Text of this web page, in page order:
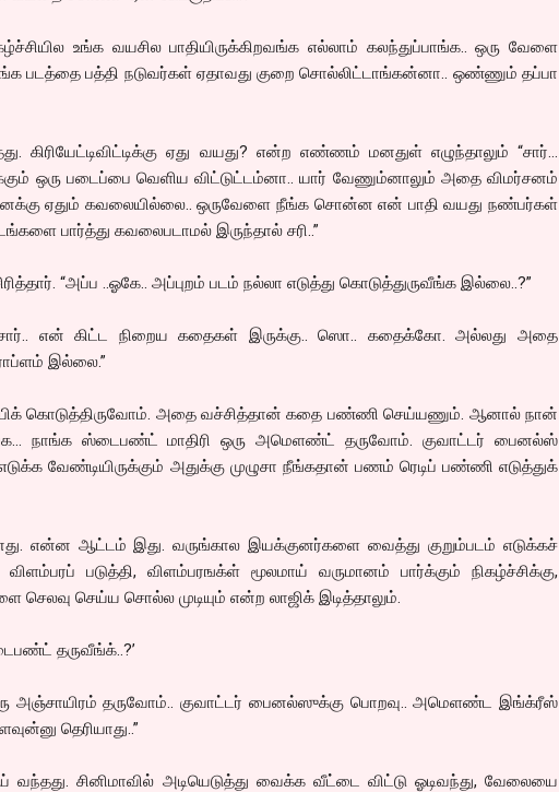
உங்க வயசில பாதியிருக்கிறவங்க எல்லாம் கலந்துப்பாங்க.. ஒரு வேளை
உங்க படத்தை பத்தி நடுவர்கள் ஏதாவது குறை சொல்லிட்டாங்கன்னா.. ஒண்ணும் தப்பா
கிரியேட்டிவிட்டிக்கு ஏது வயது? என்ற எண்ணம் மனதுள் எழுந்தாலும் “சார்…
ஒரு படைப்பை வெளிய விட்டுட்டம்னா.. யார் வேணும்னாலும் அதை விமர்சனம்
ஏதும் கவலையில்லை.. ஒருவேளை நீங்க சொன்ன என் பாதி வயது நண்பர்கள்
பார்த்து கவலைபடாமல் இருந்தால் சரி..”
“அப்ப ..ஓகே.. அப்புறம் படம் நல்லா எடுத்து கொடுத்துருவீங்க இல்லை..?”
சார்.. என் கிட்ட நிறைய கதைகள் இருக்கு.. ஸொ.. கதைக்கோ. அல்லது அதை
இல்லை.”
கொடுத்திருவோம். அதை வச்சித்தான் கதை பண்ணி செய்யணும். ஆனால் நான்
நாங்க ஸ்டைபண்ட் மாதிரி ஒரு அமெளண்ட் தருவோம். குவாட்டர் பைனல்ஸ்
வேண்டியிருக்கும் அதுக்கு முழுசா நீங்கதான் பணம் ரெடிப் பண்ணி எடுத்துக்
என்ன ஆட்டம் இது. வருங்கால இயக்குனர்களை வைத்து குறும்படம் எடுக்கச்
படுத்தி, விளம்பரஙக்ள் மூலமாய் வருமானம் பார்க்கும் நிகழ்ச்சிக்கு,
செலவு செய்ய சொல்ல முடியும் என்ற லாஜிக் இடித்தாலும்.
தருவீங்க்..?’
அஞ்சாயிரம் தருவோம்.. குவாட்டர் பைனல்ஸுக்கு பொறவு.. அமெளண்ட இங்க்ரீஸ்
தெரியாது..”
சினிமாவில் அடியெடுத்து வைக்க வீட்டை விட்டு ஓடிவந்து, வேலையை